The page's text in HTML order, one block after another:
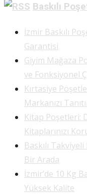
Baskılı
İzmir Baskılı
Garantisi
Giyim Mağaza
ve Fonksiyonel
Kırtasiye
Markanızı
Kitap Poşetleri:
Kitaplarınızı
Baskılı Takviyeli
Bir Arada
İzmir’de 10 Kg
Yüksek Kalite